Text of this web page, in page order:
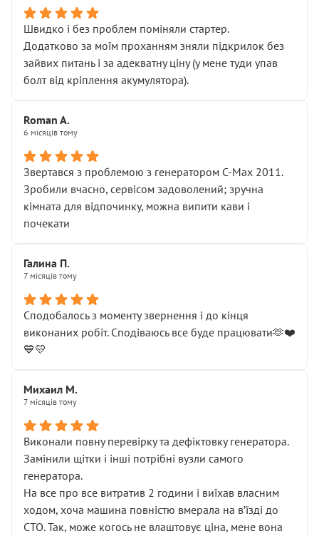
Швидко і без проблем поміняли стартер.
Додатково за моїм проханням зняли підкрилок без
зайвих питань і за адекватну ціну (у мене туди упав
болт від кріплення акумулятора).
Roman A.
6 місяців тому
Звертався з проблемою з генератором C-Max 2011.
Зробили вчасно, сервісом задоволений; зручна
кімната для відпочинку, можна випити кави і
почекати
Галина П.
7 місяців тому
Сподобалось з моменту звернення і до кінця
виконаних робіт. Сподіваюсь все буде працювати🫶❤️
💙💛
Михаил М.
7 місяців тому
Виконали повну перевірку та дефіктовку генератора.
Замінили щітки і інші потрібні вузли самого
генератора.
На все про все витратив 2 години і виїхав власним
ходом, хоча машина повністю вмерала на вʼїзді до
СТО. Так, може когось не влаштовує ціна, мене вона